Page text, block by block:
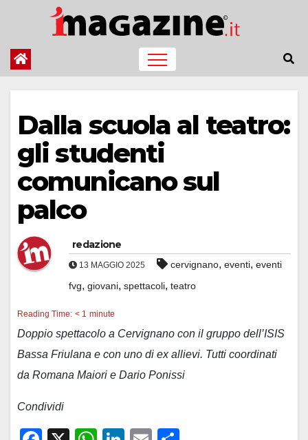
contenuto
Dalla scuola al teatro:
gli studenti
comunicano sul
palco
redazione
13 MAGGIO 2025 cervignano, eventi, eventi
fvg, giovani, spettacoli, teatro
Reading Time: < 1 minute
Doppio spettacolo a Cervignano con il gruppo dell’ISIS
Bassa Friulana e con uno di ex allievi. Tutti coordinati
da Romana Maiori e Dario Ponissi
Condividi